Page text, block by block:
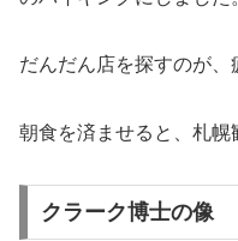
だんだん店を探すのが、
朝食を済ませると、札幌
クラーク博士の像